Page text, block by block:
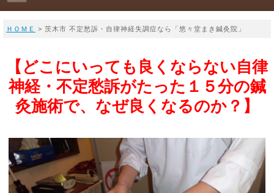
ＨＯＭＥ > 茨木市 不定愁訴・自律神経失調症なら「悠々堂まき鍼灸院」
【どこにいっても良くならない自律
神経・不定愁訴がたった１５分の鍼
灸施術で、なぜ良くなるのか？】